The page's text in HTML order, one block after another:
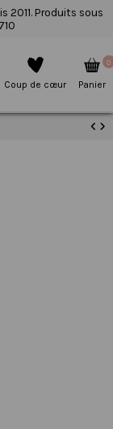
2011. Produits sous
Coup de cœur
0
Panier